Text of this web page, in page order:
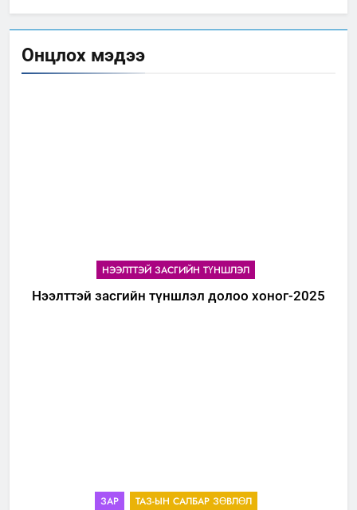
Онцлох мэдээ
НЭЭЛТТЭЙ ЗАСГИЙН ТҮНШЛЭЛ
Нээлттэй засгийн түншлэл долоо хоног-2025
ЗАР ТАЗ-ЫН САЛБАР ЗӨВЛӨЛ